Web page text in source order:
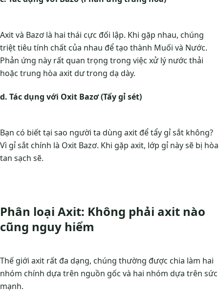
Axit và Bazơ là hai thái cực đối lập. Khi gặp nhau, chúng
triệt tiêu tính chất của nhau để tạo thành Muối và Nước.
Phản ứng này rất quan trọng trong việc xử lý nước thải
hoặc trung hòa axit dư trong dạ dày.
d. Tác dụng với Oxit Bazơ (Tẩy gỉ sét)
Bạn có biết tại sao người ta dùng axit để tẩy gỉ sắt không?
Vì gỉ sắt chính là Oxit Bazơ. Khi gặp axit, lớp gỉ này sẽ bị hòa
tan sạch sẽ.
Phân loại Axit: Không phải axit nào
cũng nguy hiểm
Thế giới axit rất đa dạng, chúng thường được chia làm hai
nhóm chính dựa trên nguồn gốc và hai nhóm dựa trên sức
mạnh.